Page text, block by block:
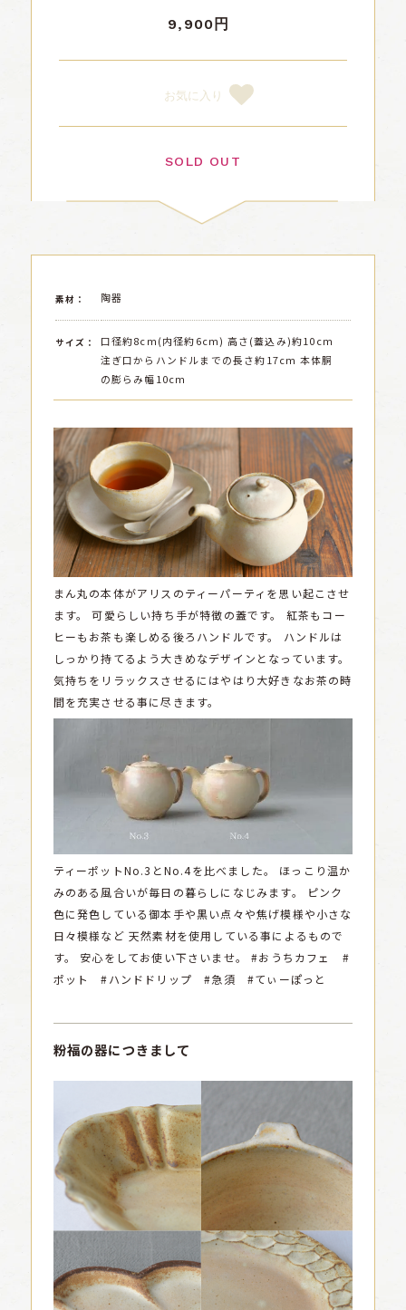
9,900円
お気に入り
SOLD OUT
素材： 陶器
サイズ：
口径約8cm(内径約6cm) 高さ(蓋込み)約10cm
注ぎ口からハンドルまでの長さ約17cm 本体胴
の膨らみ幅10cm
まん丸の本体がアリスのティーパーティを思い起こさせ
ます。
可愛らしい持ち手が特徴の蓋です。
紅茶もコー
ヒーもお茶も楽しめる後ろハンドルです。
ハンドルは
しっかり持てるよう大きめなデザインとなっています。
気持ちをリラックスさせるにはやはり大好きなお茶の時
間を充実させる事に尽きます。
ティーポットNo.3とNo.4を比べました。
ほっこり温か
みのある風合いが毎日の暮らしになじみます。
ピンク
色に発色している御本手や黒い点々や焦げ模様や小さな
日々模様など 天然素材を使用している事によるもので
す。
安心をしてお使い下さいませ。
#おうちカフェ #
ポット #ハンドドリップ #急須 #てぃーぽっと
粉福の器につきまして